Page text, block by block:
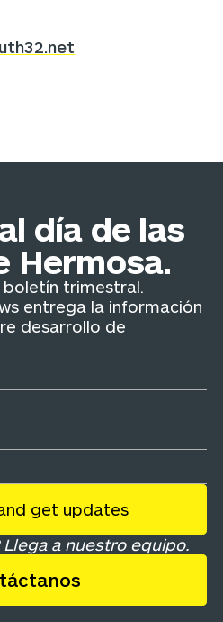
día de las
Hermosa.
trimestral.
entrega la información
desarrollo de
a nuestro equipo.